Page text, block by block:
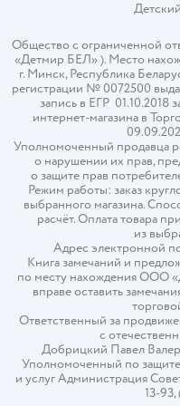
Общество с ограниченной
«Детмир БЕЛ» ). Место
г. Минск, Республика
регистрации № 0072500
запись в ЕГР 01.10.2018
интернет-магазина в
Уполномоченный продавца
о нарушении их прав,
о защите прав
Режим работы: заказ
выбранного магазина.
расчёт. Оплата товара
из
Адрес электронной
Книга замечаний и
по месту нахождения ООО
вправе оставить
Ответственный за
с
Добрицкий Павел
Уполномоченный по
и услуг Администрация
13-93,